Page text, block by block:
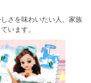
さを味わいたい人、家族
います。